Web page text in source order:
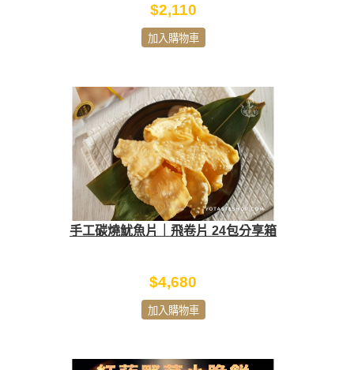
$2,110
加入購物車
手工碳燒魷魚片｜飛卷片 24包分享箱
$4,680
加入購物車